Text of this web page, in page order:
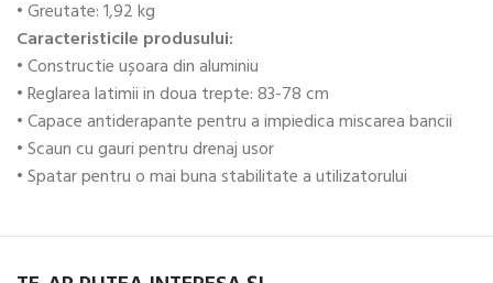
• Greutate: 1,92 kg
Caracteristicile produsului:
• Constructie ușoara din aluminiu
• Reglarea latimii in doua trepte: 83-78 cm
• Capace antiderapante pentru a impiedica miscarea bancii
• Scaun cu gauri pentru drenaj usor
• Spatar pentru o mai buna stabilitate a utilizatorului